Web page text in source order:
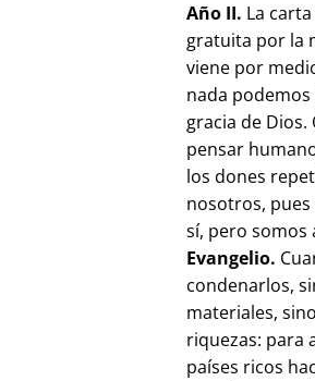
Año II. La
gratuita por la
viene por
nada
gracia de
pensar
los dones
nosotros,
sí, pero somos
Evangelio.
condenarlos,
materiales,
riquezas: para
países ricos